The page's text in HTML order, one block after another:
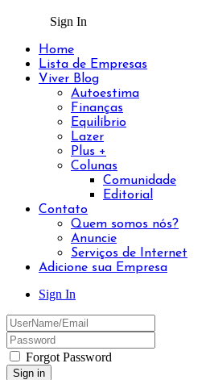
Sign In
Home
Lista de Empresas
Viver Blog
Autoestima
Finanças
Equilíbrio
Lazer
Plus +
Colunas
Comunidade
Editorial
Contato
Quem somos nós?
Anuncie
Serviços de Internet
Adicione sua Empresa
Sign In
Forgot Password